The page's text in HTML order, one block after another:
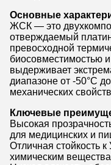
Основные
ЖСК — это
отверждаемый
превосходной
биосовместимостью
выдерживает
диапазоне от -50°C
механических
Ключевые
Высокая
для медицинских и
Отличная стойкость
химическим